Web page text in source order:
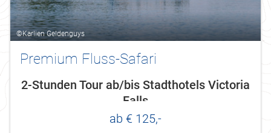
©Karlien Geldenguys
Premium Fluss-Safari
2-Stunden Tour ab/bis Stadthotels Victoria
Falls
ab € 125,-